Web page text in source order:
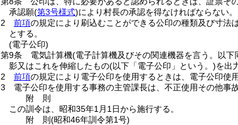
承認願(第3号様式)により村長の承認を得なければならない。
2
前項の規定により刷込むことができる公印の種類及び寸法
とする。
(電子公印)
第9条
電気計算機(電子計算機及びその関連機器を言う。以下
影又はこれを伸縮したもの(以下「電子公印」という。)を出
2
前項の規定により電子公印を使用するときは、電子公印使
3
電子公印を使用する事務の主管課長は、不正使用その他事
附 則
この訓令は、昭和35年1月1日から施行する。
附 則(昭和46年訓令第1号)